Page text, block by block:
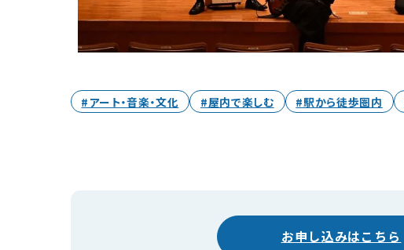
#アート・音楽・文化 #屋内で楽しむ #駅から徒歩圏内
お申し込みはこちら